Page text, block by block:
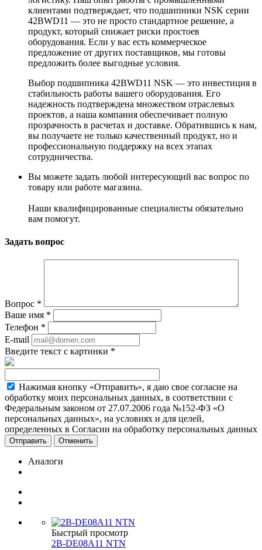
клиентами подтверждает, что подшипники NSK серии
42BWD11 — это не просто стандартное решение, а
продукт, который снижает риски простоев
оборудования. Если у вас есть коммерческое
предложение от других поставщиков, мы готовы
предложить более выгодные условия.
Выбор подшипника 42BWD11 NSK — это инвестиция в
стабильность работы вашего оборудования. Его
надежность подтверждена множеством отраслевых
проектов, а наша компания обеспечивает полную
прозрачность в расчетах и доставке. Обратившись к нам,
вы получаете не только качественный продукт, но и
профессиональную поддержку на всех этапах
сотрудничества.
Вы можете задать любой интересующий вас вопрос по
товару или работе магазина.
Наши квалифицированные специалисты обязательно
вам помогут.
Задать вопрос
Вопрос *
Ваше имя *
Телефон *
E-mail
Введите текст с картинки *
Нажимая кнопку «Отправить», я даю свое согласие на
обработку моих персональных данных, в соответствии с
Федеральным законом от 27.07.2006 года №152-ФЗ «О
персональных данных», на условиях и для целей,
определенных в Согласии на обработку персональных данных
Отменить
Аналоги
Быстрый просмотр
2B-DE08A11 NTN